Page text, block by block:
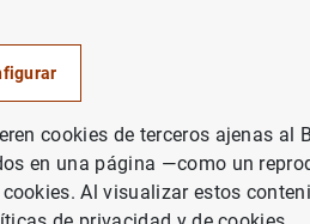
cookies de terceros ajenas al
en una página —como un
Al visualizar estos